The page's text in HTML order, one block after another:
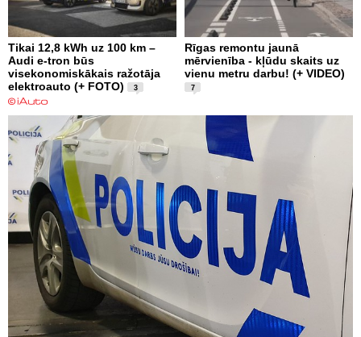
Tikai 12,8 kWh uz 100 km –
Audi e-tron būs
visekonomiskākais ražotāja
elektroauto (+ FOTO)
3
Rīgas remontu jaunā
mērvienība - kļūdu skaits uz
vienu metru darbu! (+ VIDEO)
7